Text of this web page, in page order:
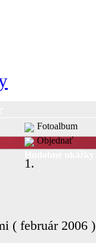
Fotoalbum
Objednať
1.
( február 2006 )